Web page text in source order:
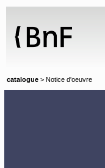
catalogue > Notice d'oeuvre